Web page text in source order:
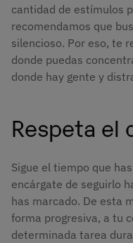
cantidad de estímulos
recomendamos que
silencioso. Por eso, te
donde puedas
donde hay gente y
Respeta el
Sigue el tiempo que
encárgate de seguirlo
has marcado. De esta
forma progresiva, a tu
determinada tarea